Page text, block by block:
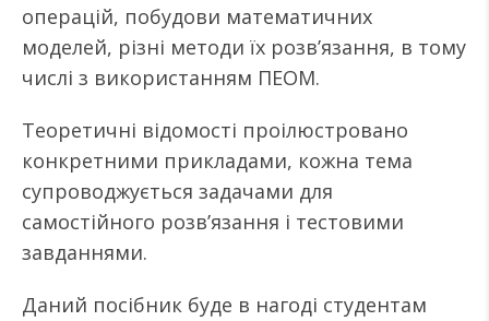
операцій, побудови математичних
моделей, різні методи їх розв’язання, в тому
числі з використанням ПЕОМ.
Теоретичні відомості проілюстровано
конкретними прикладами, кожна тема
супроводжується задачами для
самостійного розв’язання і тестовими
завданнями.
Даний посібник буде в нагоді студентам